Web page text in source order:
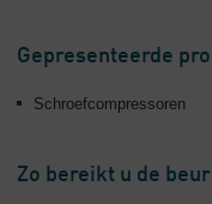
-
Gepresenteerde
Schroefcompressoren
Zo bereikt u de